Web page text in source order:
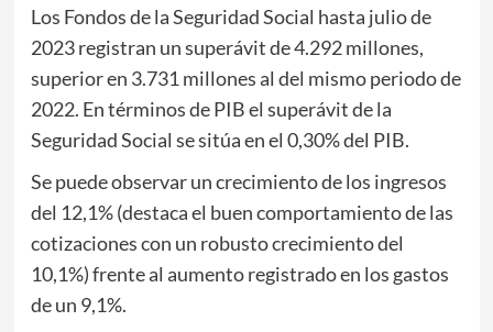
Los Fondos de la Seguridad Social hasta julio de
2023 registran un superávit de 4.292 millones,
superior en 3.731 millones al del mismo periodo de
2022. En términos de PIB el superávit de la
Seguridad Social se sitúa en el 0,30% del PIB.
Se puede observar un crecimiento de los ingresos
del 12,1% (destaca el buen comportamiento de las
cotizaciones con un robusto crecimiento del
10,1%) frente al aumento registrado en los gastos
de un 9,1%.